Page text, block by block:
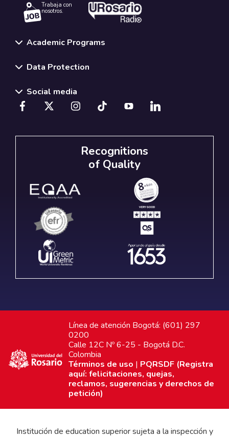
Trabaja con
nosotros.
Academic Programs
Data Protection
Social media
Recognitions
of Quality
Línea de atención Bogotá: (601) 297
0200
Calle 12C Nº 6-25 - Bogotá D.C.
Colombia
Términos de uso | PQRSDF (Registra
aquí: felicitaciones, quejas,
reclamos, sugerencias y derechos de
petición)
Institución de education superior sujeta a la inspección y